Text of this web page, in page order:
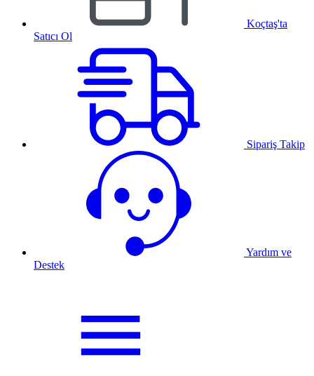
Koçtaş'ta
Satıcı Ol
Sipariş Takip
Yardım ve
Destek